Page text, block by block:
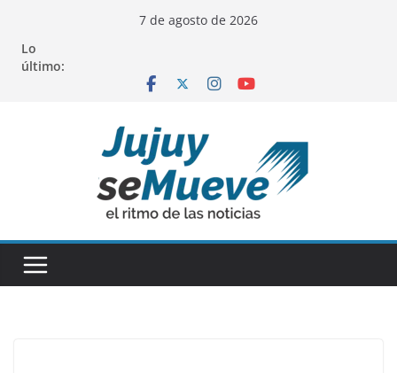
contenido
7 de agosto de 2026
Lo
último: